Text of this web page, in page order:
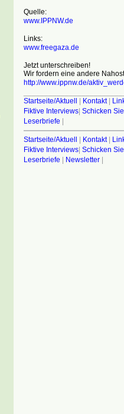
Quelle:
www.IPPNW.de
Links:
www.freegaza.de
Jetzt unterschreiben!
Wir fordern eine andere
http://www.ippnw.de/
Startseite/Aktuell | Kontakt|
Fiktive Interviews| Schicken
Leserbriefe |
Startseite/Aktuell | Kontakt|
Fiktive Interviews| Schicken
Leserbriefe | Newsletter|